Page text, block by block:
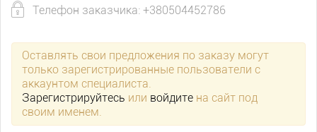
Телефон заказчика: +380504452786
Оставлять свои предложения по заказу могут
только зарегистрированные пользователи с
аккаунтом специалиста.
Зарегистрируйтесь или войдите на сайт под
своим именем.